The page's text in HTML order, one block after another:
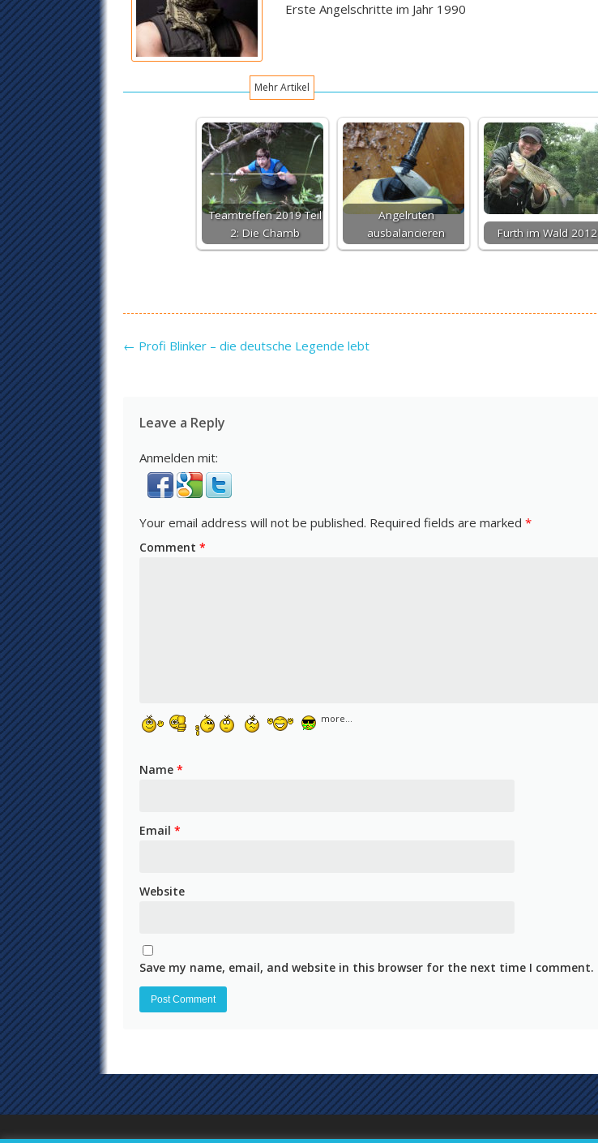
Erste Angelschritte im Jahr 1990
Mehr Artikel
Teamtreffen 2019 Teil
2: Die Chamb
Angelruten
ausbalancieren
Furth im Wald 2012
Post navigation
← Profi Blinker – die deutsche Legende lebt
Leave a Reply
Anmelden mit:
Your email address will not be published. Required fields are marked *
Comment *
more...
Name *
Email *
Website
Save my name, email, and website in this browser for the next time I comment.